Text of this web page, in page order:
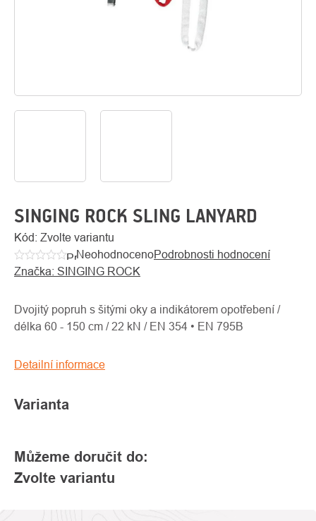
SINGING ROCK SLING LANYARD
Kód: Zvolte variantu
Průměrné
hodnocení
je
0,0
5
NeohodnocenoPodrobnosti hodnocení
Značka: SINGING ROCK
Varianta
Můžeme doručit do:
Zvolte variantu
Dvojitý popruh s šitými oky a indikátorem opotřebení /
délka 60 - 150 cm / 22 kN / EN 354 • EN 795B
Detailní informace